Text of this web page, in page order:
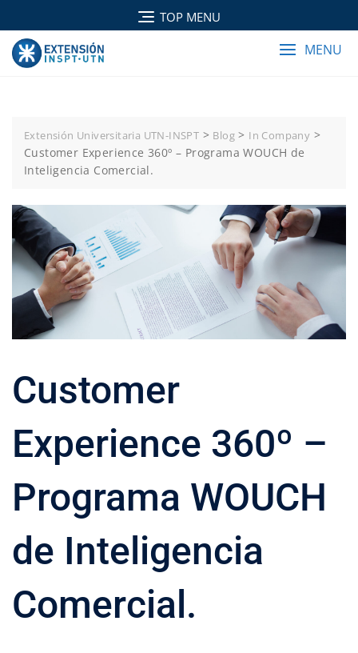
TOP MENU
MENU
Extensión Universitaria UTN-INSPT > Blog > In Company >
Customer Experience 360º – Programa WOUCH de
Inteligencia Comercial.
Customer
Experience 360º –
Programa WOUCH
de Inteligencia
Comercial.